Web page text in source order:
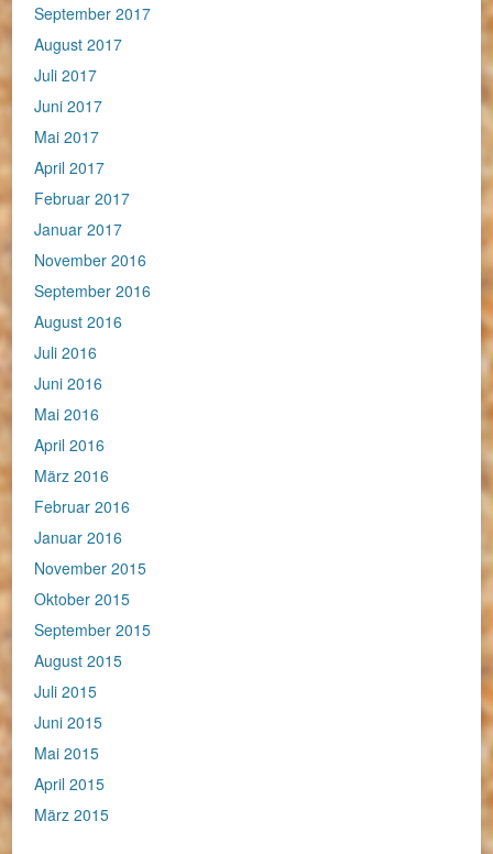
September 2017
August 2017
Juli 2017
Juni 2017
Mai 2017
April 2017
Februar 2017
Januar 2017
November 2016
September 2016
August 2016
Juli 2016
Juni 2016
Mai 2016
April 2016
März 2016
Februar 2016
Januar 2016
November 2015
Oktober 2015
September 2015
August 2015
Juli 2015
Juni 2015
Mai 2015
April 2015
März 2015